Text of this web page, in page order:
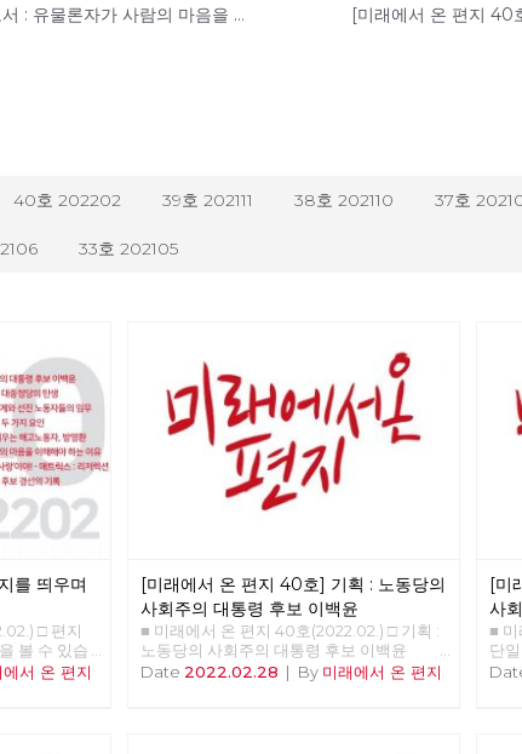
[미래에서 온 편지 40호] 도서 : 유물론자가 사람의 마음을 이해해야 하는 이유
40호 202202 39호 202111 38호 202110 37호
33호 202105
를 띄우며
□ 편지
볼 수 있습
노동당의 사
에서 온 편지
[미래에서 온 편지 40호] 기획 : 노동당의
사회주의 대통령 후보 이백윤
■ 미래에서 온 편지 40호(2022.02.) □ 기획 :
노동당의 사회주의 대통령 후보 이백윤
>>>>>> 업로드 준비중 <<<<<<
Date 2022.02.28 | By 미래에서 온 편지
[미
사
■
단
업